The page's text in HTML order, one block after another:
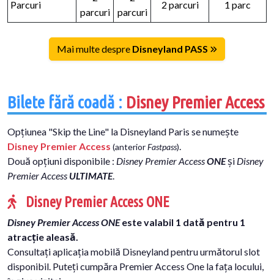
Parcuri
parcuri
parcuri
2 parcuri 1 parc
Mai multe despre Disneyland PASS
Bilete fără coadă : Disney Premier Access
Opțiunea "Skip the Line" la Disneyland Paris se numește
Disney Premier Access (anteriorFastpass).
Două opțiuni disponibile : Disney Premier AccessONEși Disney
Premier Access ULTIMATE.
Disney Premier Access ONE
Disney Premier Access ONEeste valabil 1 dată pentru 1
atracție aleasă.
Consultați aplicația mobilă Disneyland pentru următorul slot
disponibil. Puteți cumpăra Premier Access One la fața locului,